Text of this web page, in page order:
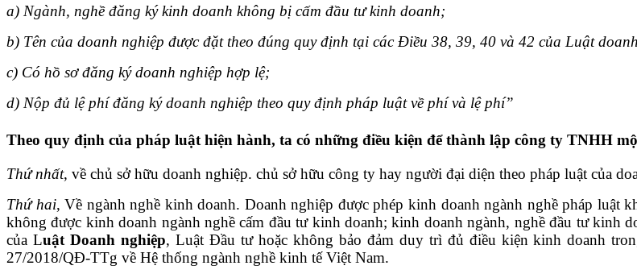
a) Ngành, nghề đăng ký kinh doanh không bị cấm đầu tư kinh doanh;
b) Tên của doanh nghiệp được đặt theo đúng quy định tại các Điều 38, 39, 40 và 42 của Luật
c) Có hồ sơ đăng ký doanh nghiệp hợp lệ;
d) Nộp đủ lệ phí đăng ký doanh nghiệp theo quy định pháp luật về phí và lệ phí”
Theo quy định của pháp luật hiện hành, ta có những điều kiện để thành lập công ty TNHH
Thứ nhất, về chủ sở hữu doanh nghiệp. chủ sở hữu công ty hay người đại diện theo pháp luật của
Thứ hai, Về ngành nghề kinh doanh. Doanh nghiệp được phép kinh doanh ngành nghề pháp luật
không được kinh doanh ngành nghề cấm đầu tư kinh doanh; kinh doanh ngành, nghề đầu tư kinh
của Luật Doanh nghiệp, Luật Đầu tư hoặc không bảo đảm duy trì đủ điều kiện kinh doanh
27/2018/QĐ-TTg về Hệ thống ngành nghề kinh tế Việt Nam.